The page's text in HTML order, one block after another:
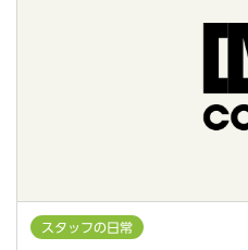
スタッフの日常